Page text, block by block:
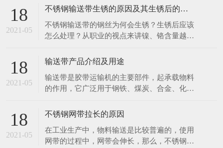
干、糖果等烘焙食品的生产，链板提升输送机
装工位，由于其能采用符合食品卫生标准的不
锈钢材质链板，可有效避免食品受到污染。在
18
2021-05
不锈钢输送带生锈的原因及其生锈后的处理办法
不锈钢输送带的钢丝为何会生锈？生锈后应该
怎么处理？从职业的视点来讲镍、铬含量越
的，放在恶劣环境下，也会生锈。 不锈钢是
钢称为不锈钢。不锈钢是在通常碳素钢中增加
一定含量的铬元素锻炼制成的。不锈钢之所以
18
2021-05
输送带产品介绍及用途
输送带是胶带运输机的主要部件，起承载物料
的作用，它广泛用于钢铁、煤炭、合金、化
载体和其运输方式相比具有操作安全、使用方
便、维修容易、运费低廉且可实现连续化，缩
短运输距离等优点。 普通输送带产品说明：
覆盖层：拉伸强度不小于15Mpa，扯断伸长度
18
2021-05
不锈钢网带拉长的原因
在工业生产中，物料输送是比较普遍的，使用
网带的过程中，网带会伸长，那么，不锈钢网